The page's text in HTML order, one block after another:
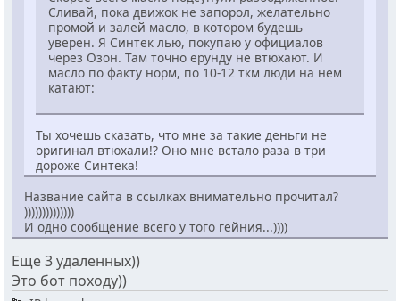
Сливай, пока движок не запорол, желательно
промой и залей масло, в котором будешь
уверен. Я Синтек лью, покупаю у официалов
через Озон. Там точно ерунду не втюхают. И
масло по факту норм, по 10-12 ткм люди на нем
катают:
Ты хочешь сказать, что мне за такие деньги не
оригинал втюхали!? Оно мне встало раза в три
дороже Синтека!
Название сайта в ссылках внимательно прочитал?
))))))))))))))
И одно сообщение всего у того гейния...))))
Еще 3 удаленных))
Это бот походу))